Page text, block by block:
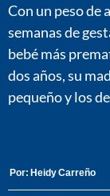
Con un peso de
semanas de
bebé más
dos años, su
pequeño y los
Por: Heidy Carreño